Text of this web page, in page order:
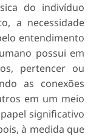
do indivíduo
a necessidade
entendimento
possui em
pertencer ou
as conexões
em um meio
papel significativo
à medida que